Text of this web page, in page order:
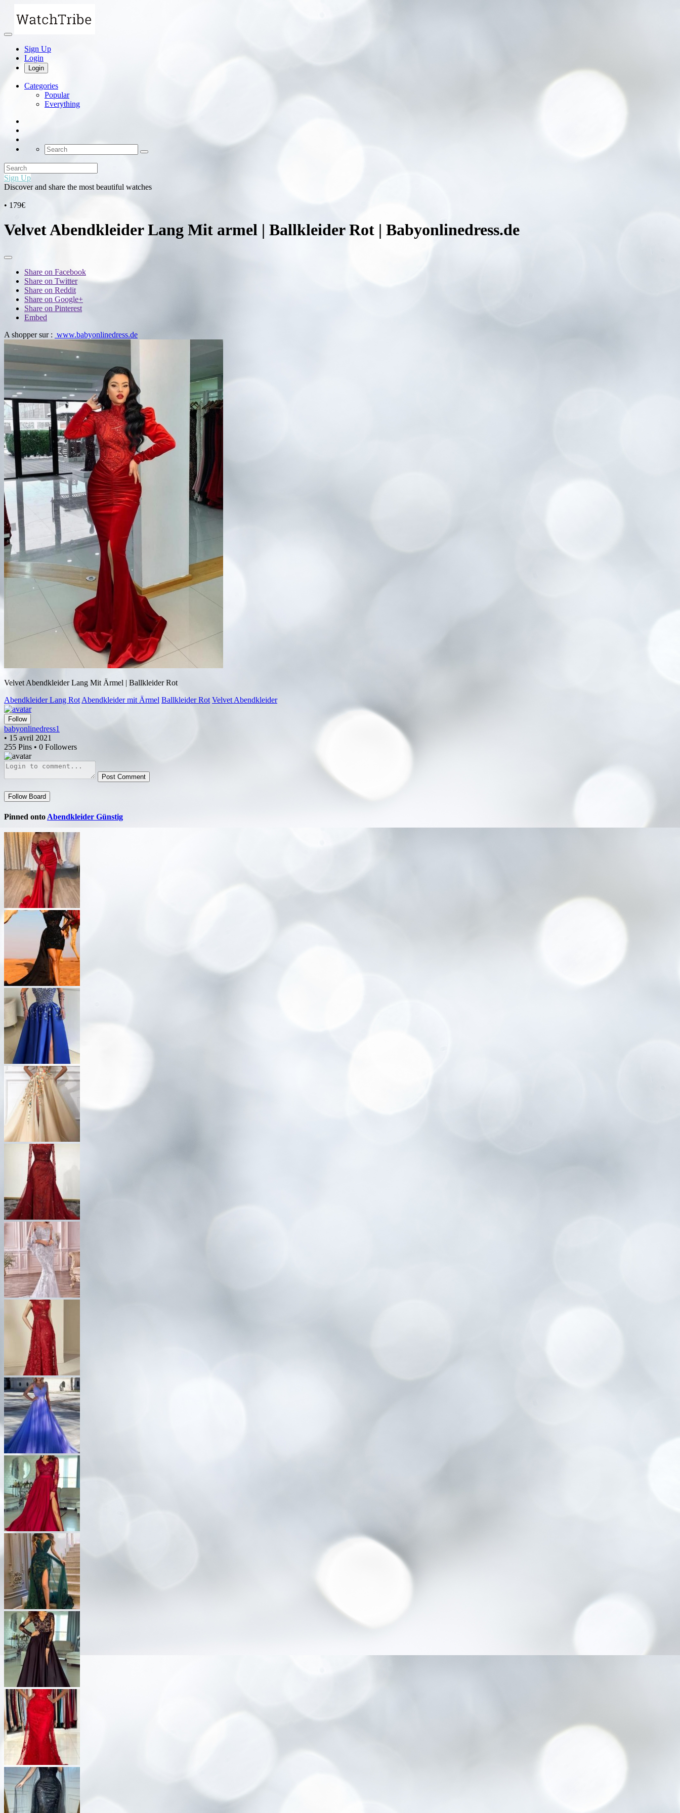
Sign Up
Login
Login
Categories
Popular
Everything
Sign Up
Discover and share the most beautiful watches
• 179€
Velvet Abendkleider Lang Mit armel | Ballkleider Rot | Babyonlinedress.de
Share on Facebook
Share on Twitter
Share on Reddit
Share on Google+
Share on Pinterest
Embed
A shopper sur : www.babyonlinedress.de
Velvet Abendkleider Lang Mit Ärmel | Ballkleider Rot
Abendkleider Lang Rot Abendkleider mit Ärmel Ballkleider Rot Velvet Abendkleider
Follow
babyonlinedress1
• 15 avril 2021
255 Pins • 0 Followers
Post Comment
Follow Board
Pinned onto Abendkleider Günstig